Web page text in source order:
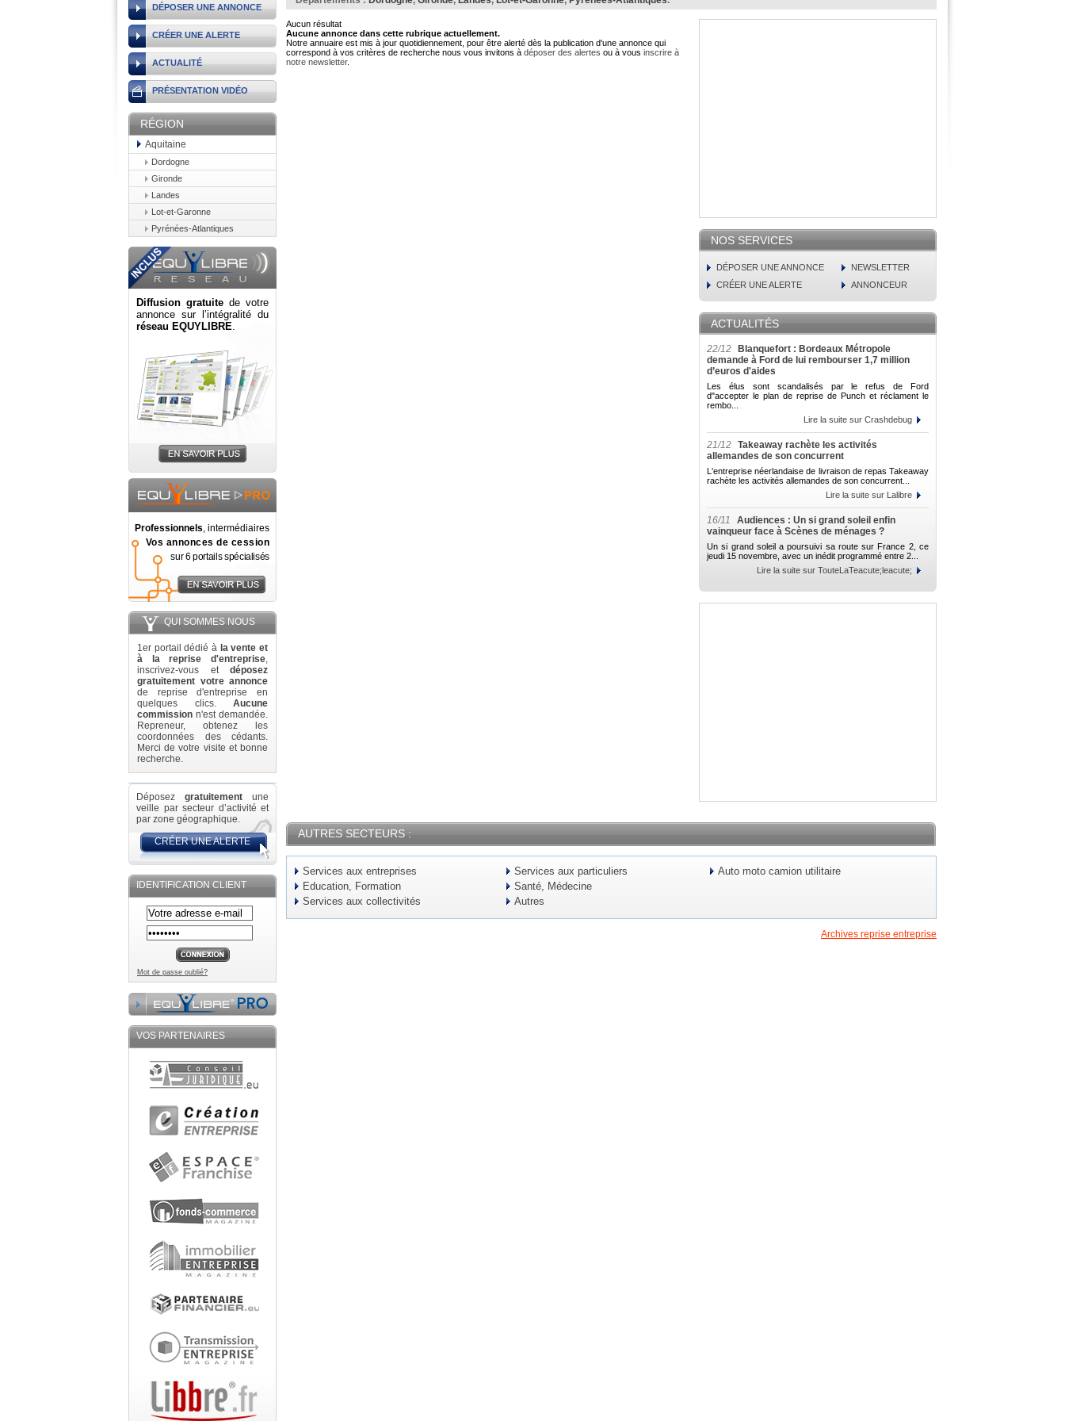
DÉPOSER UNE ANNONCE
CRÉER UNE ALERTE
ACTUALITÉ
PRÉSENTATION VIDÉO
RÉGION
Aquitaine
Dordogne
Gironde
Landes
Lot-et-Garonne
Pyrénées-Atlantiques
Diffusion gratuite de votre
annonce sur l’intégralité du
réseau EQUYLIBRE.
Professionnels, intermédiaires
Vos annonces de cession
sur 6 portails spécialisés
QUI SOMMES NOUS
1er portail dédié à la vente et
à la reprise d'entreprise,
inscrivez-vous et déposez
gratuitement votre annonce
de reprise d'entreprise en
quelques clics. Aucune
commission n'est demandée.
Repreneur, obtenez les
coordonnées des cédants.
Merci de votre visite et bonne
recherche.
Déposez gratuitement une
veille par secteur d’activité et
par zone géographique.
CRÉER UNE ALERTE
IDENTIFICATION CLIENT
Mot de passe oublié?
VOS PARTENAIRES
Aucun résultat
Aucune annonce dans cette rubrique actuellement.
Notre annuaire est mis à jour quotidiennement, pour être alerté dès la publication d'une annonce qui
correspond à vos critères de recherche nous vous invitons à déposer des alertes ou à vous inscrire à
notre newsletter.
NOS SERVICES
DÉPOSER UNE ANNONCE
NEWSLETTER
CRÉER UNE ALERTE
ANNONCEUR
ACTUALITÉS
22/12
Blanquefort : Bordeaux Métropole
demande à Ford de lui rembourser 1,7 million
d’euros d'aides
Les élus sont scandalisés par le refus de Ford
d"accepter le plan de reprise de Punch et réclament le
rembo...
Lire la suite sur Crashdebug
21/12 Takeaway rachète les activités
allemandes de son concurrent
L'entreprise néerlandaise de livraison de repas Takeaway
rachète les activités allemandes de son concurrent...
Lire la suite sur Lalibre
16/11
Audiences : Un si grand soleil enfin
vainqueur face à Scènes de ménages ?
Un si grand soleil a poursuivi sa route sur France 2, ce
jeudi 15 novembre, avec un inédit programmé entre 2...
Lire la suite sur TouteLaTeacute;leacute;
AUTRES SECTEURS :
Services aux entreprises
Education, Formation
Services aux collectivités
Services aux particuliers
Santé, Médecine
Autres
Auto moto camion utilitaire
Archives reprise entreprise